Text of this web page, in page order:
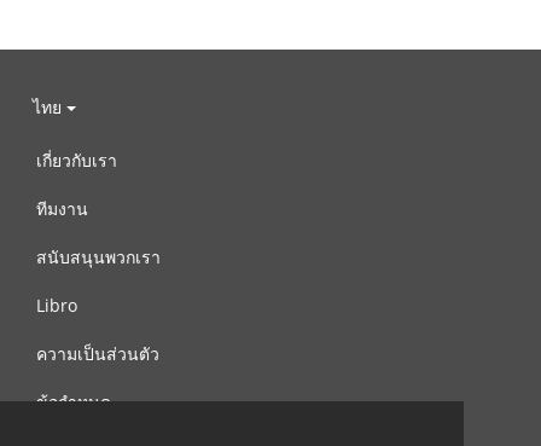
ไทย
เกี่ยวกับเรา
ทีมงาน
สนับสนุนพวกเรา
Libro
ความเป็นส่วนตัว
ข้อกำหนด